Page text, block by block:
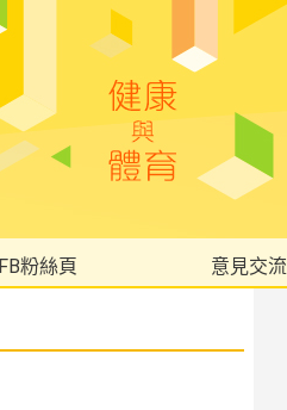
FB粉絲頁 意見交流